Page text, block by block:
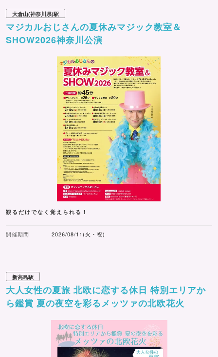
大倉山(神奈川県)駅
マジカルおじさんの夏休みマジック教室＆
SHOW2026神奈川公演
観るだけでなく覚えられる！
開催期間 2026/08/11(火・祝)
新高島駅
大人女性の夏旅 北欧に恋する休日 特別エリアか
ら鑑賞 夏の夜空を彩るメッツァの北欧花火